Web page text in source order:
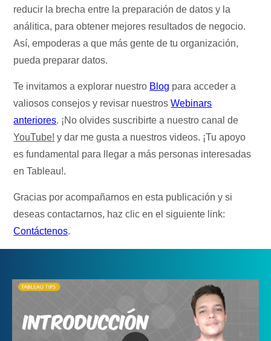
reducir la brecha entre la preparación de datos y la
análitica, para obtener mejores resultados de negocio.
Así, empoderas a que más gente de tu organización,
pueda preparar datos.
Te invitamos a explorar nuestro Blog para acceder a
valiosos consejos y revisar nuestrosWebinars
anteriores. ¡No olvides suscribirte a nuestro canal de
YouTube! y dar me gusta a nuestros videos. ¡Tu apoyo
es fundamental para llegar a más personas interesadas
en Tableau!.
Gracias por acompañarnos en esta publicación y si
deseas contactarnos, haz clic en el siguiente link:
Contáctenos.